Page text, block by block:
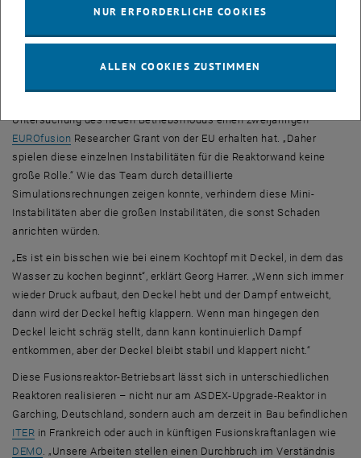
Durch die dreieckige Form des Plasmaquerschnitts und das
Instabilitäten auf – und zwar mehrere tausend Mal pro Sekunde.
„Diese kleinen Teilchen-Bursts treffen die Wand des Reaktors
Untersuchung des neuen Betriebsmodus einen zweijährigen
EUROfusion , öffnet eine externe URL in einem neuen Fenster
Researcher Grant von der EU erhalten hat. „Daher
spielen diese einzelnen Instabilitäten für die Reaktorwand keine
große Rolle.“ Wie das Team durch detaillierte
Simulationsrechnungen zeigen konnte, verhindern diese Mini-
Instabilitäten aber die großen Instabilitäten, die sonst Schaden
anrichten würden.
„Es ist ein bisschen wie bei einem Kochtopf mit Deckel, in dem das
Wasser zu kochen beginnt“, erklärt Georg Harrer. „Wenn sich immer
wieder Druck aufbaut, den Deckel hebt und der Dampf entweicht,
dann wird der Deckel heftig klappern. Wenn man hingegen den
Deckel leicht schräg stellt, dann kann kontinuierlich Dampf
entkommen, aber der Deckel bleibt stabil und klappert nicht.“
Diese Fusionsreaktor-Betriebsart lässt sich in unterschiedlichen
Reaktoren realisieren – nicht nur am ASDEX-Upgrade-Reaktor in
Garching, Deutschland, sondern auch am derzeit in Bau befindlichen
ITER, öffnet eine externe URL in einem neuen Fenster
in Frankreich oder auch in künftigen Fusionskraftanlagen wie
DEMO , öffnet eine externe URL in einem neuen Fenster
. „Unsere Arbeiten stellen einen Durchbruch im Verständnis
NUR ERFORDERLICHE COOKIES
ALLEN COOKIES ZUSTIMMEN